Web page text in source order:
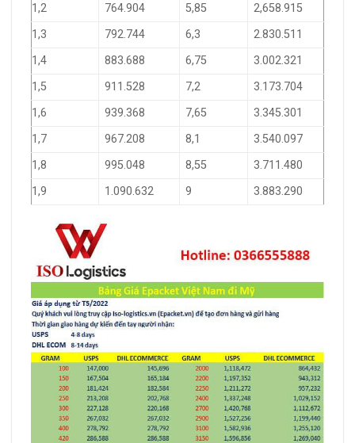
1,2
764.904 5,85
2,658.915
1,3
792.744 6,3
2.830.511
1,4
883.688 6,75
3.002.321
1,5
911.528 7,2
3.173.704
1,6
939.368 7,65
3.345.301
1,7
967.208 8,1
3.540.097
1,8
995.048 8,55
3.711.480
1,9
1.090.632 9 3.883.290